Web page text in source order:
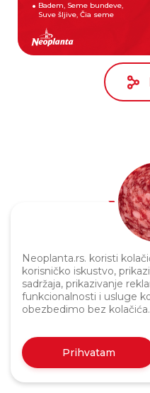
Neoplanta.rs. koristi
korisničko iskustvo,
sadržaja, prikazivanje
funkcionalnosti i usluge
obezbedimo bez kolačića.
Prihvatam
Badem, Seme bundeve,
Suve šljive, Čia seme